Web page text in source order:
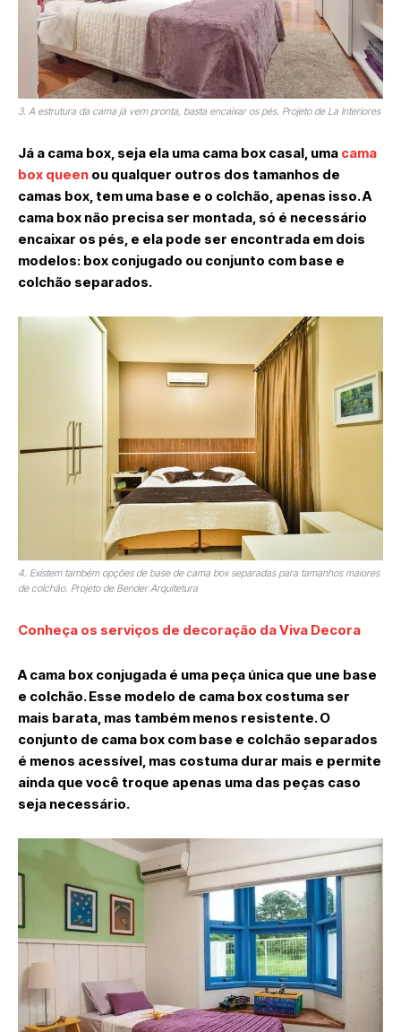
3. A estrutura da cama já vem pronta, basta encaixar os pés. Projeto de La Interiores
Já a cama box, seja ela uma cama box casal, uma cama
box queen ou qualquer outros dos tamanhos de
camas box, tem uma base e o colchão, apenas isso. A
cama box não precisa ser montada, só é necessário
encaixar os pés, e ela pode ser encontrada em dois
modelos: box conjugado ou conjunto com base e
colchão separados.
4. Existem também opções de base de cama box separadas para tamanhos maiores
de colchão. Projeto de Bender Arquitetura
Conheça os serviços de decoração da Viva Decora
A cama box conjugada é uma peça única que une base
e colchão. Esse modelo de cama box costuma ser
mais barata, mas também menos resistente. O
conjunto de cama box com base e colchão separados
é menos acessível, mas costuma durar mais e permite
ainda que você troque apenas uma das peças caso
seja necessário.